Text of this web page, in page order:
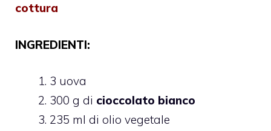
cottura
INGREDIENTI:
3 uova
300 g di cioccolato bianco
235 ml di olio vegetale